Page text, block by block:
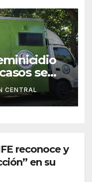
se
CENTRAL
reconoce y
en su